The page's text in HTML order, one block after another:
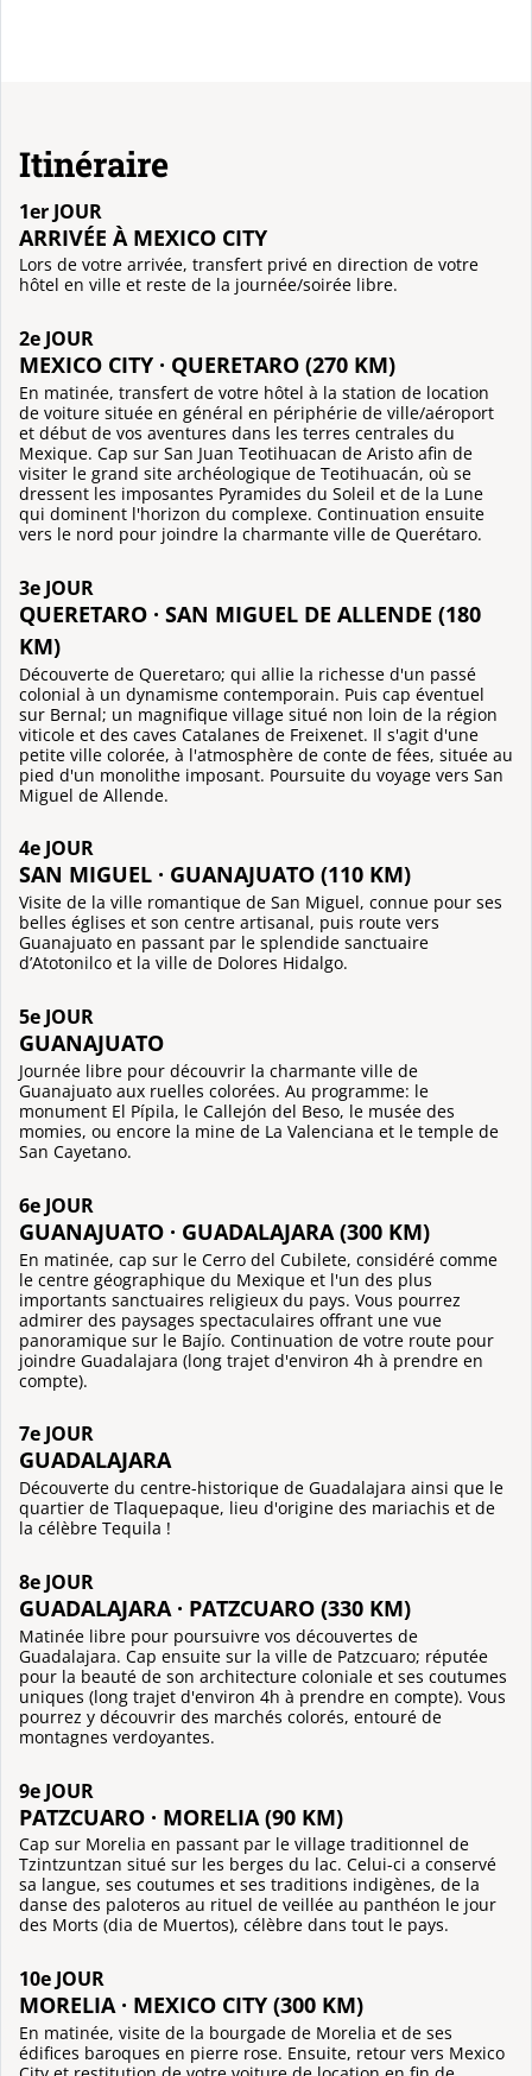
Itinéraire
1er JOUR
ARRIVÉE À MEXICO CITY
Lors de votre arrivée, transfert privé en direction de votre
hôtel en ville et reste de la journée/soirée libre.
2e JOUR
MEXICO CITY · QUERETARO (270 KM)
En matinée, transfert de votre hôtel à la station de location
de voiture située en général en périphérie de ville/aéroport
et début de vos aventures dans les terres centrales du
Mexique. Cap sur San Juan Teotihuacan de Aristo afin de
visiter le grand site archéologique de Teotihuacán, où se
dressent les imposantes Pyramides du Soleil et de la Lune
qui dominent l'horizon du complexe. Continuation ensuite
vers le nord pour joindre la charmante ville de Querétaro.
3e JOUR
QUERETARO · SAN MIGUEL DE ALLENDE (180
KM)
Découverte de Queretaro; qui allie la richesse d'un passé
colonial à un dynamisme contemporain. Puis cap éventuel
sur Bernal; un magnifique village situé non loin de la région
viticole et des caves Catalanes de Freixenet. Il s'agit d'une
petite ville colorée, à l'atmosphère de conte de fées, située au
pied d'un monolithe imposant. Poursuite du voyage vers San
Miguel de Allende.
4e JOUR
SAN MIGUEL · GUANAJUATO (110 KM)
Visite de la ville romantique de San Miguel, connue pour ses
belles églises et son centre artisanal, puis route vers
Guanajuato en passant par le splendide sanctuaire
d’Atotonilco et la ville de Dolores Hidalgo.
5e JOUR
GUANAJUATO
Journée libre pour découvrir la charmante ville de
Guanajuato aux ruelles colorées. Au programme: le
monument El Pípila, le Callejón del Beso, le musée des
momies, ou encore la mine de La Valenciana et le temple de
San Cayetano.
6e JOUR
GUANAJUATO · GUADALAJARA (300 KM)
En matinée, cap sur le Cerro del Cubilete, considéré comme
le centre géographique du Mexique et l'un des plus
importants sanctuaires religieux du pays. Vous pourrez
admirer des paysages spectaculaires offrant une vue
panoramique sur le Bajío. Continuation de votre route pour
joindre Guadalajara (long trajet d'environ 4h à prendre en
compte).
7e JOUR
GUADALAJARA
Découverte du centre-historique de Guadalajara ainsi que le
quartier de Tlaquepaque, lieu d'origine des mariachis et de
la célèbre Tequila !
8e JOUR
GUADALAJARA · PATZCUARO (330 KM)
Matinée libre pour poursuivre vos découvertes de
Guadalajara. Cap ensuite sur la ville de Patzcuaro; réputée
pour la beauté de son architecture coloniale et ses coutumes
uniques (long trajet d'environ 4h à prendre en compte). Vous
pourrez y découvrir des marchés colorés, entouré de
montagnes verdoyantes.
9e JOUR
PATZCUARO · MORELIA (90 KM)
Cap sur Morelia en passant par le village traditionnel de
Tzintzuntzan situé sur les berges du lac. Celui-ci a conservé
sa langue, ses coutumes et ses traditions indigènes, de la
danse des paloteros au rituel de veillée au panthéon le jour
des Morts (dia de Muertos), célèbre dans tout le pays.
10e JOUR
MORELIA · MEXICO CITY (300 KM)
En matinée, visite de la bourgade de Morelia et de ses
édifices baroques en pierre rose. Ensuite, retour vers Mexico